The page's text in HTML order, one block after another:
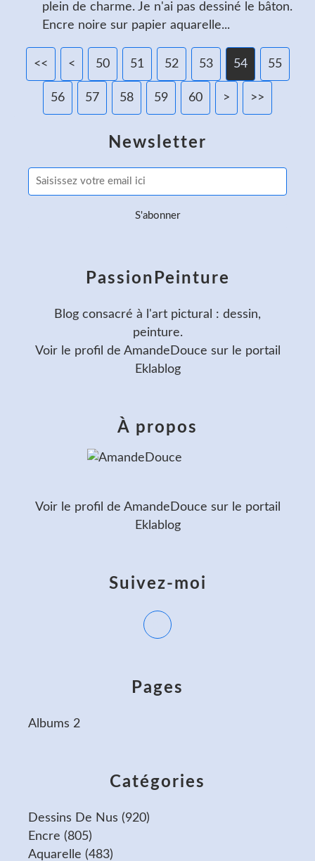
plein de charme. Je n'ai pas dessiné le bâton.
Encre noire sur papier aquarelle...
<< < 10
20
30
40
50 51 52 53 54 55
56 57 58 59 60 70
80
90
100
> >>
Newsletter
Catégories
Dessins De Nus (920)
Encre (805)
Aquarelle (483)
Pages
Albums 2
PassionPeinture
Blog consacré à l'art pictural : dessin,
peinture.
Voir le profil de AmandeDouce sur le portail
Eklablog
Suivez-moi
À propos
Voir le profil de AmandeDouce sur le portail
Eklablog